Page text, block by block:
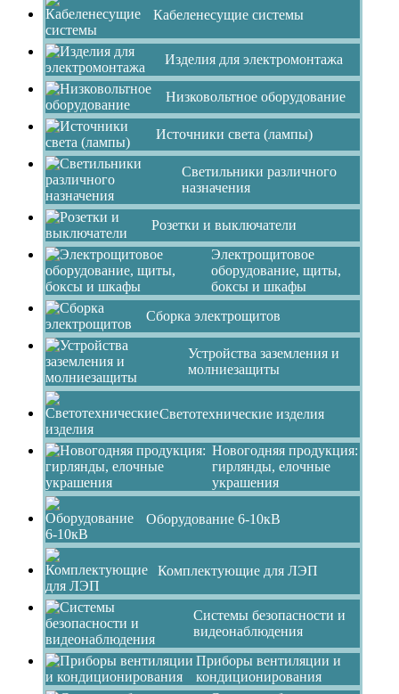
Кабеленесущие системы
Изделия для электромонтажа
Низковольтное оборудование
Источники света (лампы)
Светильники различного
назначения
Розетки и выключатели
Электрощитовое
оборудование, щиты,
боксы и шкафы
Сборка электрощитов
Устройства заземления и
молниезащиты
Светотехнические изделия
Новогодняя продукция:
гирлянды, елочные
украшения
Оборудование 6-10кВ
Комплектующие для ЛЭП
Системы безопасности и
видеонаблюдения
Приборы вентиляции и
кондиционирования